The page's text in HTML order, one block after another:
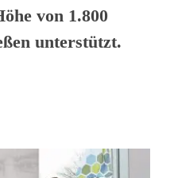
von 1.800
unterstützt.